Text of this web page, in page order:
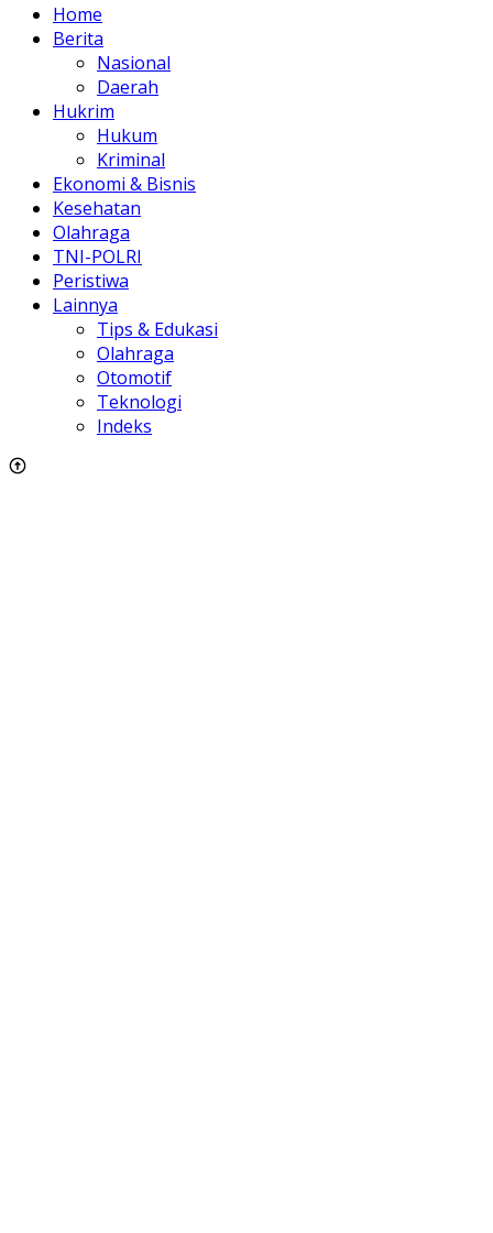
Home
Berita
Nasional
Daerah
Hukrim
Hukum
Kriminal
Ekonomi & Bisnis
Kesehatan
Olahraga
TNI-POLRI
Peristiwa
Lainnya
Tips & Edukasi
Olahraga
Otomotif
Teknologi
Indeks